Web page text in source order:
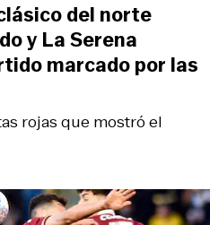
rojas que mostró el
del norte
y La Serena
marcado por las